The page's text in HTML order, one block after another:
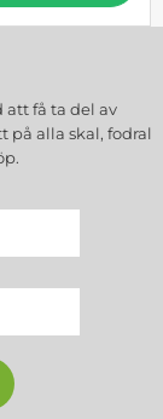
att få ta del av
på alla skal, fodral